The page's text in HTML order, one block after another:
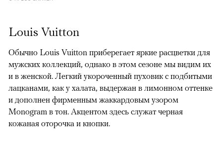
Louis Vuitton
Обычно Louis Vuitton приберегает яркие расцветки для
мужских коллекций, однако в этом сезоне мы видим их
и в женской. Легкий укороченный пуховик с подбитыми
лацканами, как у халата, выдержан в лимонном оттенке
и дополнен фирменным жаккардовым узором
Monogram в тон. Акцентом здесь служат черная
кожаная оторочка и кнопки.